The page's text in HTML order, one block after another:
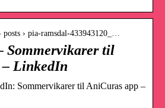
› pia-ramsdal-433943120_…
Sommervikarer til
LinkedIn
Sommervikarer til AniCuras app –